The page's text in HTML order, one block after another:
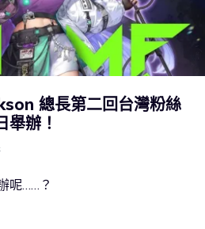
總長第二回台灣粉絲
辦！
呢……？